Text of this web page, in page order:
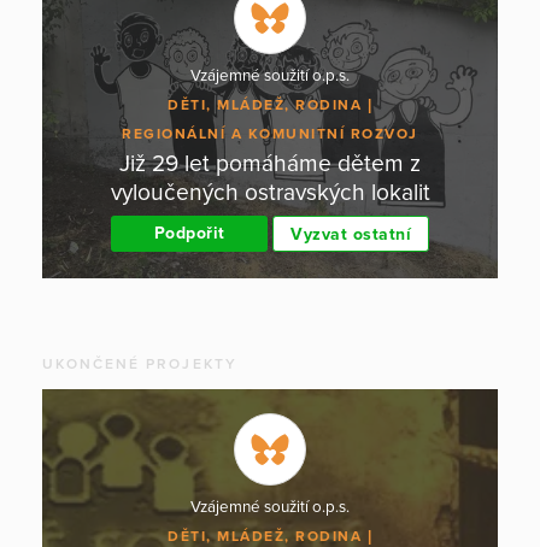
Vzájemné soužití o.p.s.
DĚTI, MLÁDEŽ, RODINA
REGIONÁLNÍ A KOMUNITNÍ ROZVOJ
Již 29 let pomáháme dětem z
vyloučených ostravských lokalit
Podpořit Vyzvat ostatní
UKONČENÉ PROJEKTY
Vzájemné soužití o.p.s.
DĚTI, MLÁDEŽ, RODINA